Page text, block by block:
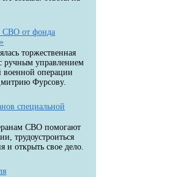
СВО от фонда
торжественная
ручным управлением
военной операции
Фурсову.
специальной
СВО помогают
трудоустроиться
и открыть свое дело.